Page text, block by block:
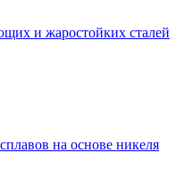
и жаростойких сталей
на основе никеля